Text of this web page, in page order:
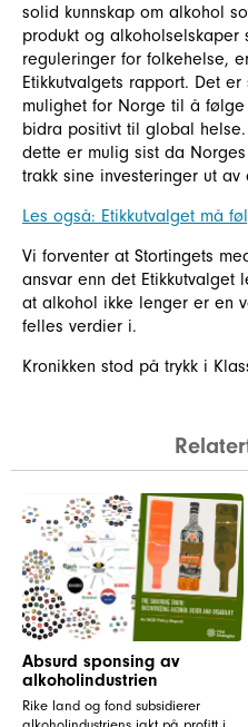
solid kunnskap om alkohol
produkt og alkoholselskaper
reguleringer for folkehelse,
Etikkutvalgets rapport. Det
mulighet for Norge til å
bidra positivt til global
dette er mulig sist da
trakk sine investeringer ut av
Les også: Etikkutvalget må
Vi forventer at Stortingets
ansvar enn det
at alkohol ikke lenger er en
felles verdier i.
Kronikken stod på trykk i
Absurd sponsing av
alkoholindustrien
Rike land og fond subsidierer